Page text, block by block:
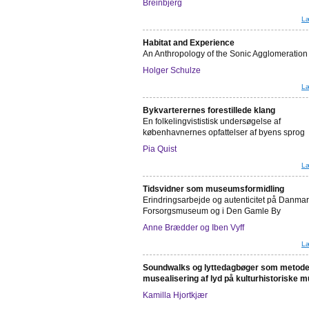
Breinbjerg
Habitat and Experience
An Anthropology of the Sonic Agglomeration
Holger Schulze
Bykvarterernes forestillede klang
En folkelingvististisk undersøgelse af
københavnernes opfattelser af byens sprog
Pia Quist
Tidsvidner som museumsformidling
Erindringsarbejde og autenticitet på
Forsorgsmuseum og i Den Gamle By
Anne Brædder og Iben Vyff
Soundwalks og lyttedagbøger som
musealisering af lyd på kulturhistoriske
Kamilla Hjortkjær